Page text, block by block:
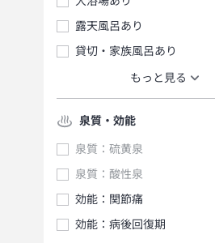
露天風呂あり
貸切・家族風呂あり
もっと見る
泉質・効能
泉質：硫黄泉
泉質：酸性泉
効能：関節痛
効能：病後回復期